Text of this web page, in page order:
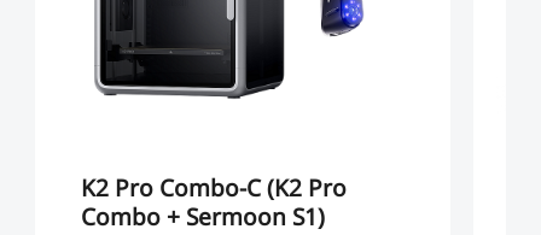
K2 Pro Combo-C (K2 Pro
Combo + Sermoon S1)